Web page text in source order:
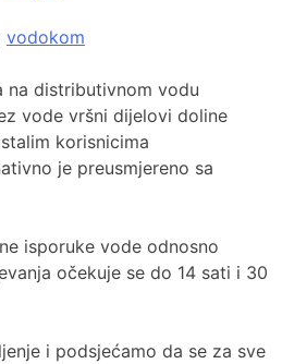
vodokom
na distributivnom vodu
vode vršni dijelovi doline
korisnicima
je preusmjereno sa
isporuke vode odnosno
očekuje se do 14 sati i 30
i podsjećamo da se za sve